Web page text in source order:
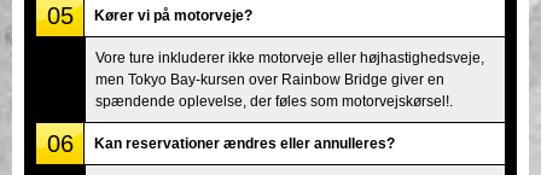
05 Kører vi på motorveje?
Vore ture inkluderer ikke motorveje eller højhastighedsveje,
men Tokyo Bay-kursen over Rainbow Bridge giver en
spændende oplevelse, der føles som motorvejskørsel!.
06 Kan reservationer ændres eller annulleres?